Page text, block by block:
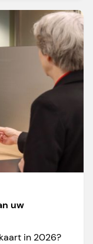
uw
in 2026?